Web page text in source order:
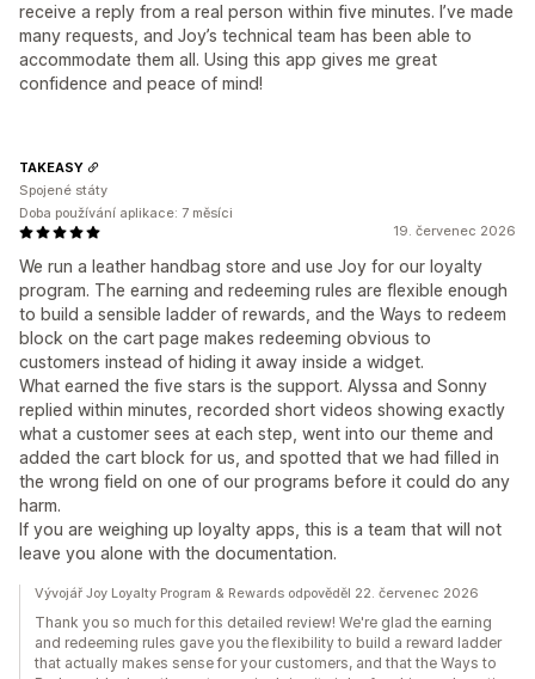
receive a reply from a real person within five minutes. I’ve made
many requests, and Joy’s technical team has been able to
accommodate them all. Using this app gives me great
confidence and peace of mind!
19. červenec 2026
We run a leather handbag store and use Joy for our loyalty
program. The earning and redeeming rules are flexible enough
to build a sensible ladder of rewards, and the Ways to redeem
block on the cart page makes redeeming obvious to
customers instead of hiding it away inside a widget.
What earned the five stars is the support. Alyssa and Sonny
replied within minutes, recorded short videos showing exactly
what a customer sees at each step, went into our theme and
added the cart block for us, and spotted that we had filled in
the wrong field on one of our programs before it could do any
harm.
If you are weighing up loyalty apps, this is a team that will not
leave you alone with the documentation.
TAKEASY
Spojené státy
Doba používání aplikace: 7 měsíci
Vývojář Joy Loyalty Program & Rewards odpověděl 22. červenec 2026
Thank you so much for this detailed review! We're glad the earning
and redeeming rules gave you the flexibility to build a reward ladder
that actually makes sense for your customers, and that the Ways to